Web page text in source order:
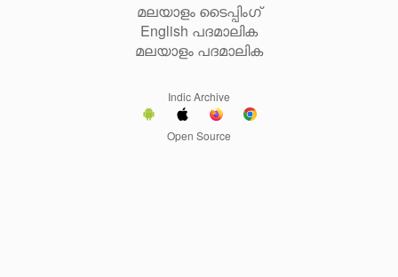
മലയാളം ടൈപ്പിംഗ്
English പദമാലിക
മലയാളം പദമാലിക
Indic Archive
Open Source